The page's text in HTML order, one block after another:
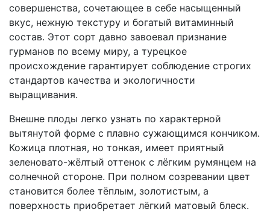
совершенства, сочетающее в себе насыщенный
вкус, нежную текстуру и богатый витаминный
состав. Этот сорт давно завоевал признание
гурманов по всему миру, а турецкое
происхождение гарантирует соблюдение строгих
стандартов качества и экологичности
выращивания.
Внешне плоды легко узнать по характерной
вытянутой форме с плавно сужающимся кончиком.
Кожица плотная, но тонкая, имеет приятный
зеленовато-жёлтый оттенок с лёгким румянцем на
солнечной стороне. При полном созревании цвет
становится более тёплым, золотистым, а
поверхность приобретает лёгкий матовый блеск.